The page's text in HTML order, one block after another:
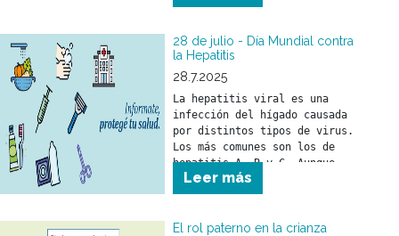
los primeros días de agosto
28 de julio - Día Mundial contra
la Hepatitis
28.7.2025
La hepatitis viral es una
infección del hígado causada
por distintos tipos de virus.
Los más comunes son los de
hepatitis A, B y C. Aunque
puede llegar a ser grave, es
prevenible y tratable gracias
efectivos.
Leer más
El rol paterno en la crianza